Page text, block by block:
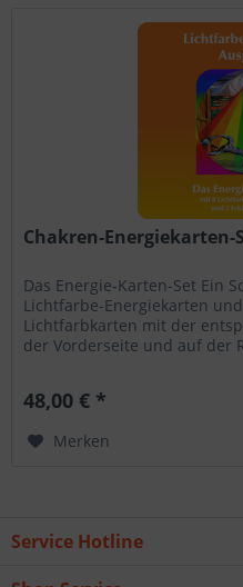
Chakren-Energiekarten-
Das Energie-Karten-Set Ein
Lichtfarbe-Energiekarten
Lichtfarbkarten mit der
der Vorderseite und auf der
48,00 € *
Merken
Service Hotline